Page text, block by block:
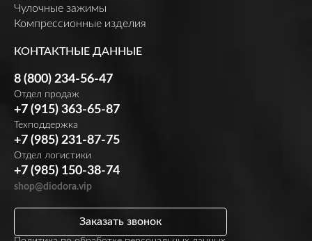
Чулочные зажимы
Компрессионные изделия
КОНТАКТНЫЕ ДАННЫЕ
8 (800) 234-56-47
Отдел продаж
+7 (915) 363-65-87
Техподдержка
+7 (985) 231-87-75
Отдел логистики
+7 (985) 150-38-74
shop@diodora.vip
Заказать звонок